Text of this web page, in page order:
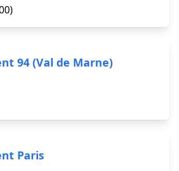
94 (Val de Marne)
Paris